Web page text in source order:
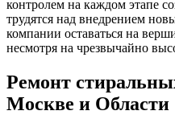
контролем на каждом этапе
трудятся над внедрением
компании оставаться на
несмотря на чрезвычайно
Ремонт
Москве и Области